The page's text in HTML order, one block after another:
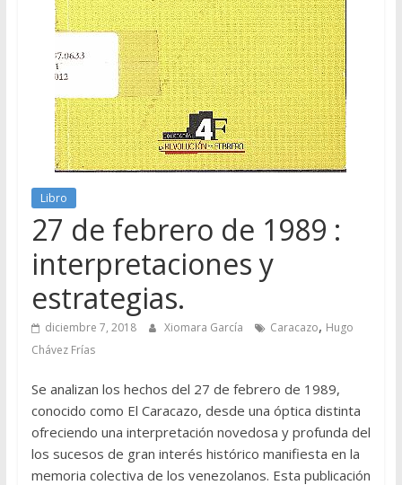
Libro
27 de febrero de 1989 :
interpretaciones y
estrategias.
diciembre 7, 2018 Xiomara García Caracazo, Hugo
Chávez Frías
Se analizan los hechos del 27 de febrero de 1989,
conocido como El Caracazo, desde una óptica distinta
ofreciendo una interpretación novedosa y profunda del
los sucesos de gran interés histórico manifiesta en la
memoria colectiva de los venezolanos. Esta publicación